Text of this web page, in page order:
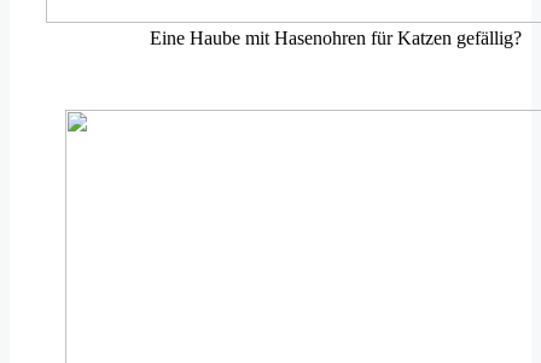
Eine Haube mit Hasenohren für Katzen gefällig?